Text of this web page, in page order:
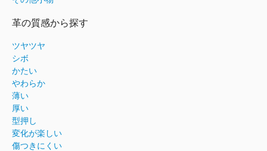
革の質感から探す
ツヤツヤ
シボ
かたい
やわらか
薄い
厚い
型押し
変化が楽しい
傷つきにくい